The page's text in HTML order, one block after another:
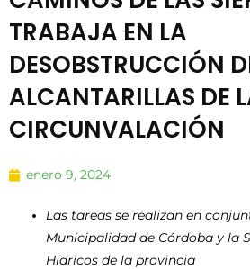
TRABAJA EN LA
DESOBSTRUCCIÓN
ALCANTARILLAS DE
CIRCUNVALACIÓN
enero 9, 2024
Las tareas se realizan en
Municipalidad de Córdoba y la
Hídricos de la provincia